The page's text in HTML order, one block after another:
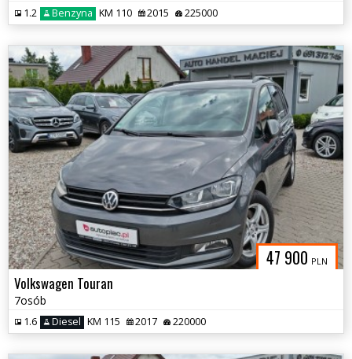
1.2 Benzyna KM 110 2015 225000
47 900 PLN
Volkswagen Touran
7osób
1.6 Diesel KM 115 2017 220000